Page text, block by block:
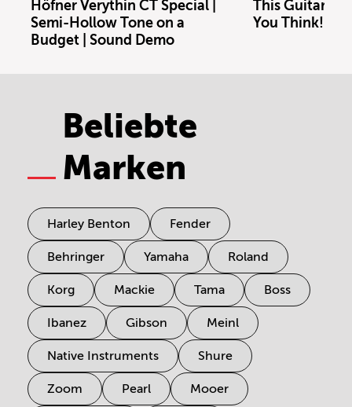
Höfner Verythin CT Special |
Semi-Hollow Tone on a
Budget | Sound Demo
This Guitar
You Think!
Beliebte
Marken
Harley Benton Fender
Behringer Yamaha Roland
Korg Mackie Tama Boss
Ibanez Gibson Meinl
Native Instruments Shure
Zoom Pearl Mooer